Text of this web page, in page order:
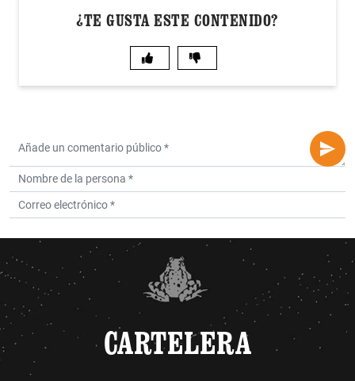
¿TE GUSTA ESTE CONTENIDO?
CARTELERA